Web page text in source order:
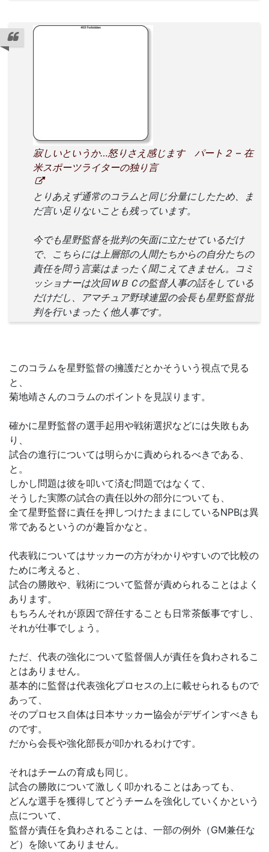
寂しいというか…怒りさえ感じます パート２ – 在
米スポーツライターの独り言
とりあえず通常のコラムと同じ分量にしたため、ま
だ言い足りないことも残っています。
今でも星野監督を批判の矢面に立たせているだけ
で、こちらには上層部の人間たちからの自分たちの
責任を問う言葉はまったく聞こえてきません。コミ
ッショナーは次回ＷＢＣの監督人事の話をしている
だけだし、アマチュア野球連盟の会長も星野監督批
判を行いまったく他人事です。
このコラムを星野監督の擁護だとかそういう視点で見る
と、
菊地靖さんのコラムのポイントを見誤ります。
確かに星野監督の選手起用や戦術選択などには失敗もあ
り、
試合の進行については明らかに責められるべきである、
と。
しかし問題は彼を叩いて済む問題ではなくて、
そうした実際の試合の責任以外の部分についても、
全て星野監督に責任を押しつけたままにしているNPBは異
常であるというのが趣旨かなと。
代表戦についてはサッカーの方がわかりやすいので比較の
ために考えると、
試合の勝敗や、戦術について監督が責められることはよく
あります。
もちろんそれが原因で辞任することも日常茶飯事ですし、
それが仕事でしょう。
ただ、代表の強化について監督個人が責任を負わされるこ
とはありません。
基本的に監督は代表強化プロセスの上に載せられるもので
あって、
そのプロセス自体は日本サッカー協会がデザインすべきも
のです。
だから会長や強化部長が叩かれるわけです。
それはチームの育成も同じ。
試合の勝敗について激しく叩かれることはあっても、
どんな選手を獲得してどうチームを強化していくかという
点について、
監督が責任を負わされることは、一部の例外（GM兼任な
ど）を除いてありません。